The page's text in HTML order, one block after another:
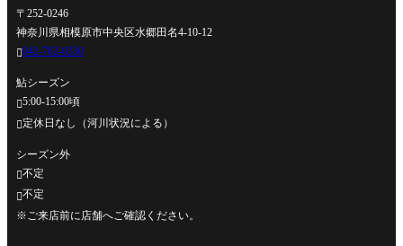
〒252-0246
神奈川県相模原市中央区水郷田名4-10-12
042-762-0330
鮎シーズン
5:00-15:00頃
定休日なし（河川状況による）
シーズン外
不定
不定
※ご来店前に店舗へご確認ください。